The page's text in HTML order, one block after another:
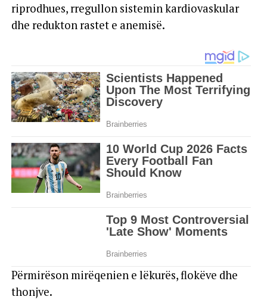
riprodhues, rregullon sistemin kardiovaskular
dhe redukton rastet e anemisë.
Përmirëson mirëqenien e lëkurës, flokëve dhe
thonjve.